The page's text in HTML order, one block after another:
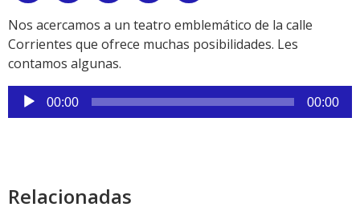
Link
Nos acercamos a un teatro emblemático de la calle
Corrientes que ofrece muchas posibilidades. Les
contamos algunas.
Reproductor
de
00:00 00:00
Relacionadas